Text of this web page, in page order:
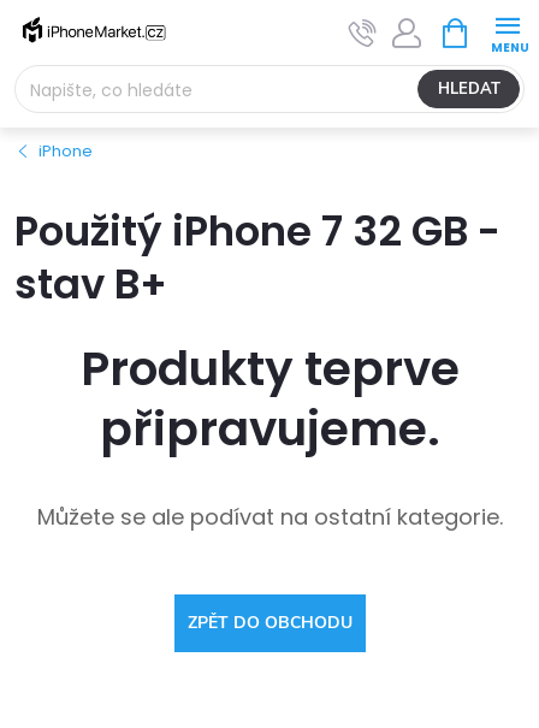
Přejít
obsah
HLEDAT
NÁKUPNÍ
KOŠÍK
iPhone
Použitý iPhone 7 32 GB -
stav B+
Produkty teprve
připravujeme.
Můžete se ale podívat na ostatní kategorie.
ZPĚT DO OBCHODU